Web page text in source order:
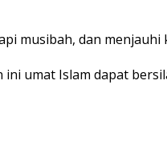
musibah, dan menjauhi
umat Islam dapat